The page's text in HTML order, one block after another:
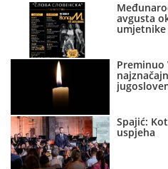
avgusta
umjetnike
Preminuo
Spajić:
uspjeha